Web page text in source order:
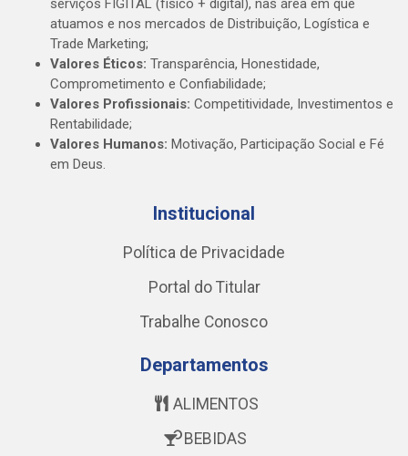
serviços FIGITAL (físico + digital), nas área em que
atuamos e nos mercados de Distribuição, Logística e
Trade Marketing;
Valores Éticos: Transparência, Honestidade,
Comprometimento e Confiabilidade;
Valores Profissionais: Competitividade, Investimentos e
Rentabilidade;
Valores Humanos: Motivação, Participação Social e Fé
em Deus.
Institucional
Política de Privacidade
Portal do Titular
Trabalhe Conosco
Departamentos
ALIMENTOS
BEBIDAS